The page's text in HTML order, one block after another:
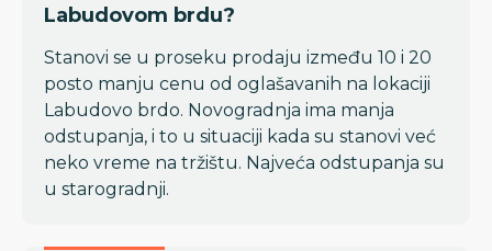
Labudovom brdu?
Stanovi se u proseku prodaju između 10 i 20
posto manju cenu od oglašavanih na lokaciji
Labudovo brdo. Novogradnja ima manja
odstupanja, i to u situaciji kada su stanovi već
neko vreme na tržištu. Najveća odstupanja su
u starogradnji.